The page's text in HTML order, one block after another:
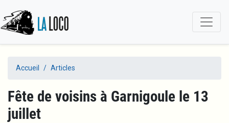
principal
Accueil Articles
Fête de voisins à Garnigoule le 13
juillet